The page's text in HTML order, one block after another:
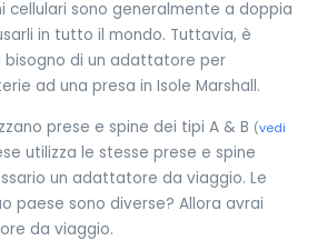
cellulari sono generalmente a doppia
in tutto il mondo. Tuttavia, è
bisogno di un adattatore per
ad una presa in Isole Marshall.
prese e spine dei tipi A & B (vedi
utilizza le stesse prese e spine
un adattatore da viaggio. Le
paese sono diverse? Allora avrai
da viaggio.